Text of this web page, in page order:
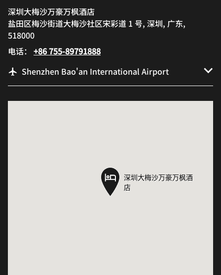
深圳大梅沙万豪万枫酒店
盐田区梅沙街道大梅沙社区宋彩道 1 号, 深圳, 广东,
518000
电话： +86 755-89791888
Shenzhen Bao'an International Airport
深圳大梅沙万豪万枫酒
店
深圳大梅沙万豪万枫酒
店